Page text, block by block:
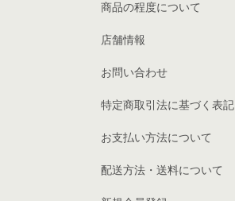
商品の程度について
店舗情報
お問い合わせ
特定商取引法に基づく表記
お支払い方法について
配送方法・送料について